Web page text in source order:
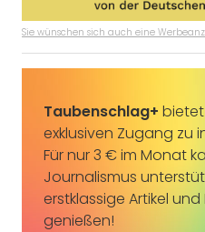
Sie wünschen sich auch eine
Taubenschlag+
exklusiven Zugang zu
Für nur 3 € im Monat
Journalismus
erstklassige Artikel
genießen!